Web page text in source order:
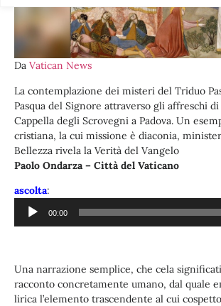
Da Vatican News
La contemplazione dei misteri del Triduo
Pasqua del Signore attraverso gli affreschi
Cappella degli Scrovegni a Padova. Un
cristiana, la cui missione è diaconia,
Bellezza rivela la Verità del Vangelo
Paolo Ondarza – Città del Vaticano
ascolta:
00:00
Una narrazione semplice, che cela
racconto concretamente umano, dal quale
lirica l’elemento trascendente al cui